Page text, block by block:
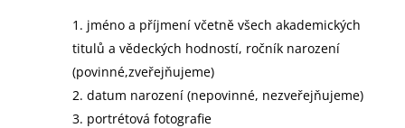
jméno a příjmení včetně všech akademických
titulů a vědeckých hodností, ročník narození
(povinné,zveřejňujeme)
datum narození (nepovinné, nezveřejňujeme)
portrétová fotografie